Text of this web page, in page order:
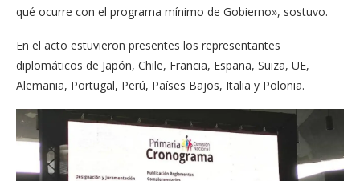
qué ocurre con el programa mínimo de Gobierno», sostuvo.
En el acto estuvieron presentes los representantes
diplomáticos de Japón, Chile, Francia, España, Suiza, UE,
Alemania, Portugal, Perú, Países Bajos, Italia y Polonia.